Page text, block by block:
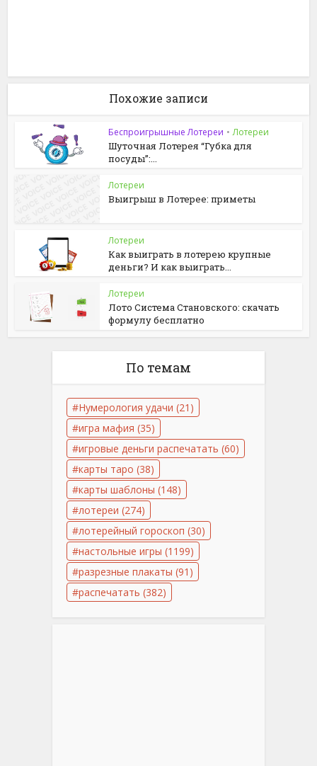
Похожие записи
Беспроигрышные Лотереи • Лотереи
Шуточная Лотерея “Губка для
посуды”:...
Лотереи
Выигрыш в Лотерее: приметы
Лотереи
Как выиграть в лотерею крупные
деньги? И как выиграть...
Лотереи
Лото Система Становского: скачать
формулу бесплатно
По темам
Нумерология удачи (21)
игра мафия (35)
игровые деньги распечатать (60)
карты таро (38)
карты шаблоны (148)
лотереи (274)
лотерейный гороскоп (30)
настольные игры (1199)
разрезные плакаты (91)
распечатать (382)